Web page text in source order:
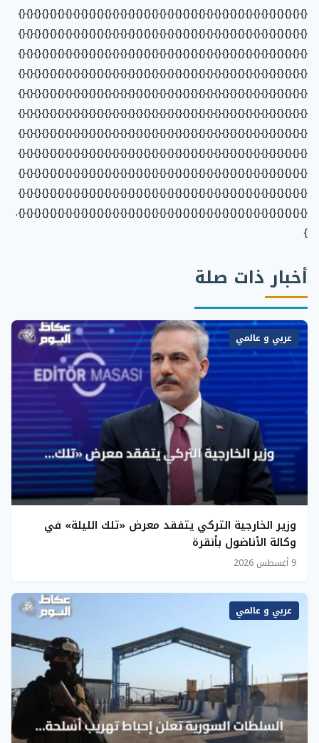
{}{}{}{}{}{}{}{}{}{}{}{}{}{}{}{}{}{}{}{}{}{}{}{}{}{}{}{}{}{}{}{}{}{}{}{}{}
{}{}{}{}{}{}{}{}{}{}{}{}{}{}{}{}{}{}{}{}{}{}{}{}{}{}{}{}{}{}{}{}{}{}{}{}{}
{}{}{}{}{}{}{}{}{}{}{}{}{}{}{}{}{}{}{}{}{}{}{}{}{}{}{}{}{}{}{}{}{}{}{}{}{}
{}{}{}{}{}{}{}{}{}{}{}{}{}{}{}{}{}{}{}{}{}{}{}{}{}{}{}{}{}{}{}{}{}{}{}{}{}
{}{}{}{}{}{}{}{}{}{}{}{}{}{}{}{}{}{}{}{}{}{}{}{}{}{}{}{}{}{}{}{}{}{}{}{}{}
{}{}{}{}{}{}{}{}{}{}{}{}{}{}{}{}{}{}{}{}{}{}{}{}{}{}{}{}{}{}{}{}{}{}{}{}{}
{}{}{}{}{}{}{}{}{}{}{}{}{}{}{}{}{}{}{}{}{}{}{}{}{}{}{}{}{}{}{}{}{}{}{}{}{}
{}{}{}{}{}{}{}{}{}{}{}{}{}{}{}{}{}{}{}{}{}{}{}{}{}{}{}{}{}{}{}{}{}{}{}{}{}
{}{}{}{}{}{}{}{}{}{}{}{}{}{}{}{}{}{}{}{}{}{}{}{}{}{}{}{}{}{}{}{}{}{}{}{}{}
{}{}{}{}{}{}{}{}{}{}{}{}{}{}{}{}{}{}{}{}{}{}{}{}{}{}{}{}{}{}{}{}{}{}{}{}{}
{}{}{}{}{}{}{}{}{}{}{}{}{}{}{}{}{}{}{}{}{}{}{}{}{}{}{}{}{}{}{}{}{}{}{}{}{}.
}
أخبار ذات صلة
عربي و عالمي
وزير الخارجية التركي يتفقد معرض «تلك الليلة» في
وكالة الأناضول بأنقرة
9 أغسطس 2026
عربي و عالمي